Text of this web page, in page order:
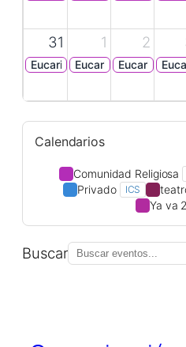
31
Eucaristía
1
Eucaristía
2
Eucaristía
Calendarios
Comunidad Religiosa
Privado ICS
Ya va 2
Buscar